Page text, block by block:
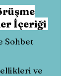
İçeriği
Sohbet
ve